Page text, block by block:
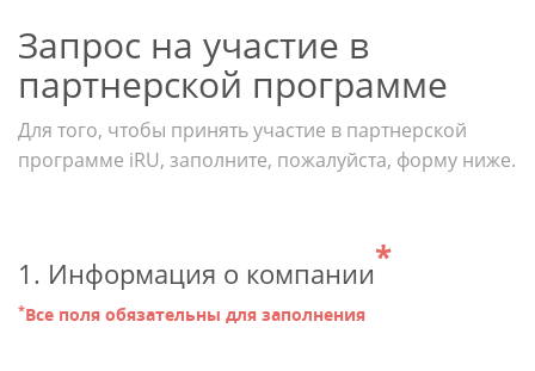
Запрос на участие в
партнерской программе
Для того, чтобы принять участие в партнерской
программе iRU, заполните, пожалуйста, форму ниже.
1. Информация о компании*
*Все поля обязательны для заполнения